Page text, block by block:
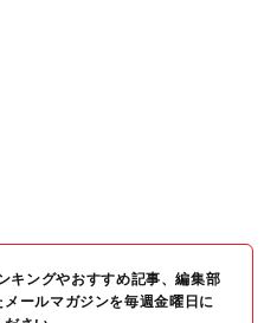
ングやおすすめ記事、編集部
ールマガジンを毎週金曜日に